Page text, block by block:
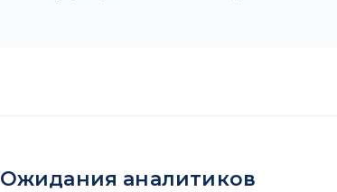
Ожидания аналитиков